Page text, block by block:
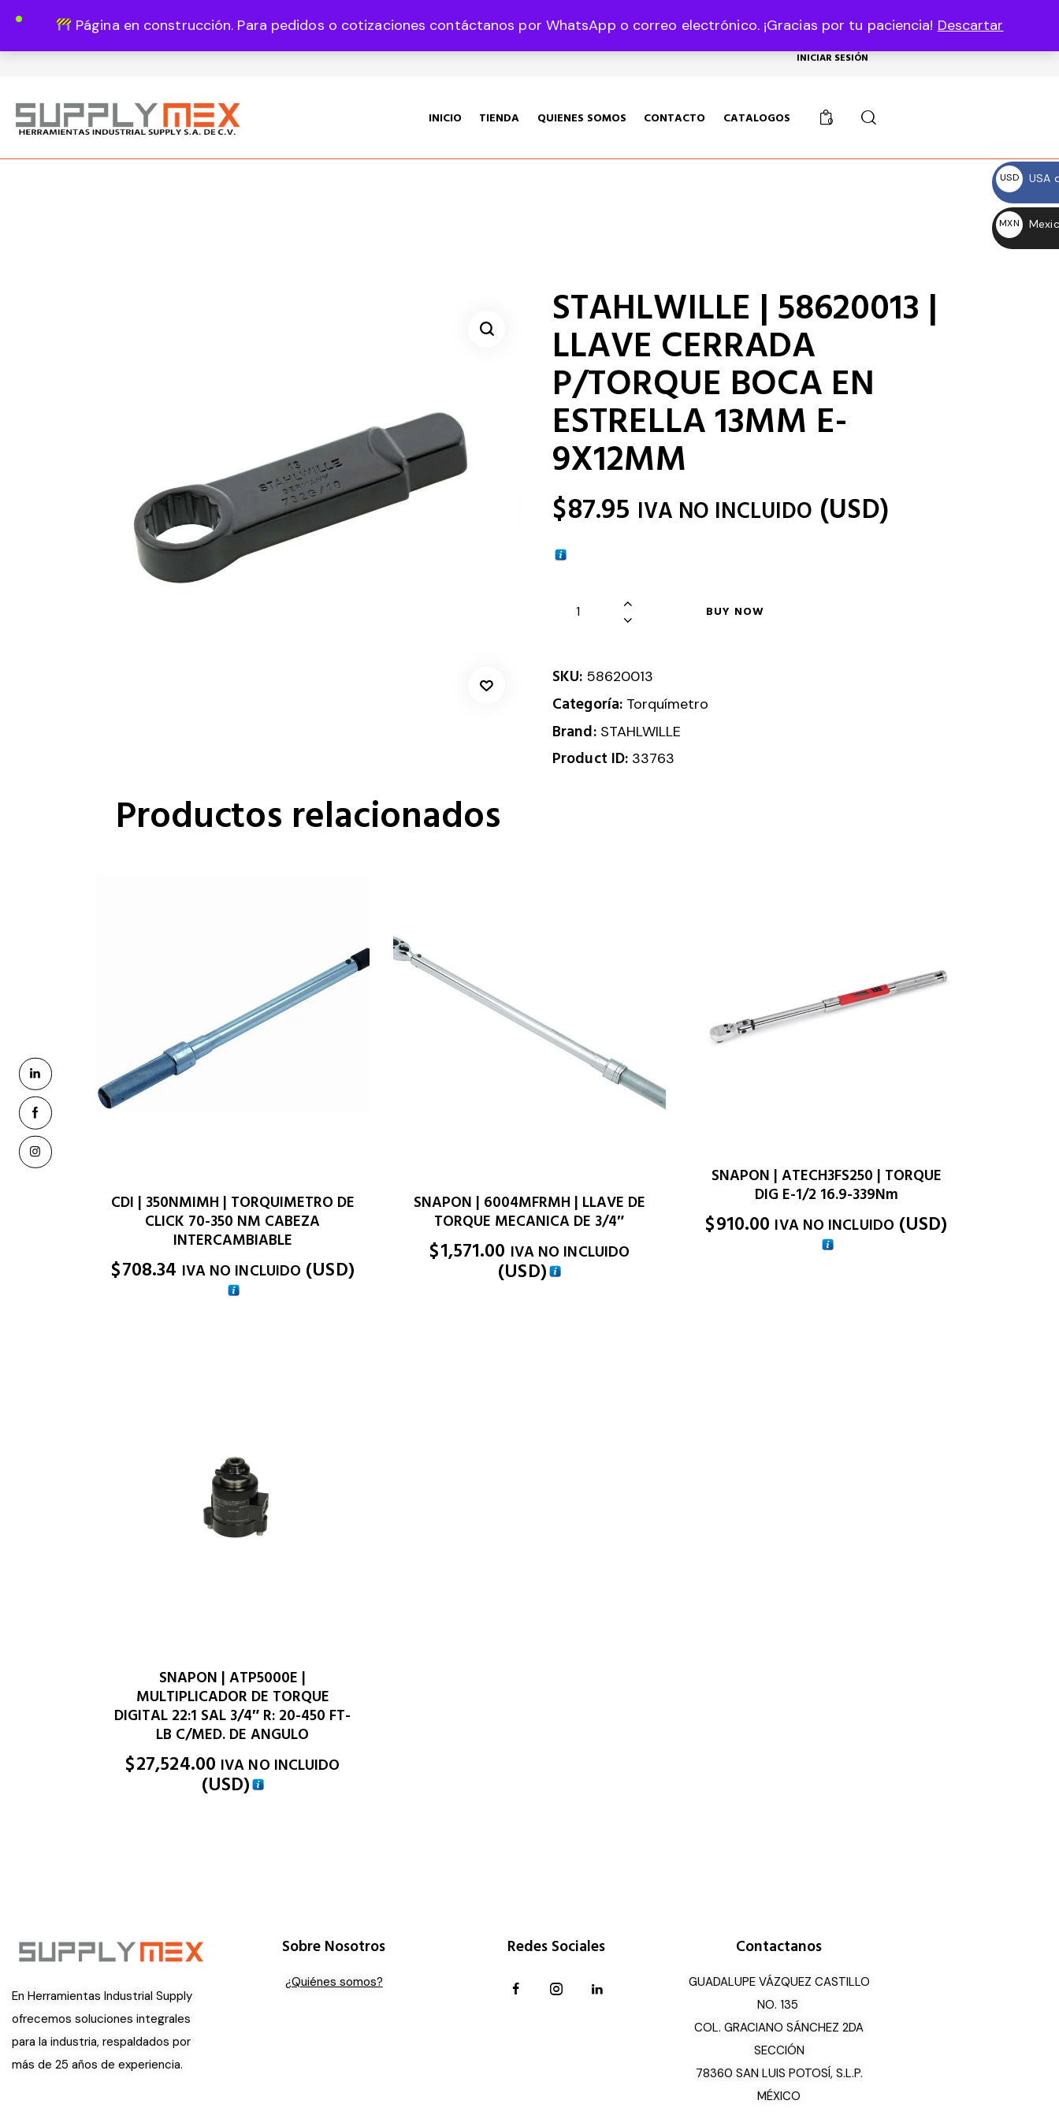
Página en construcción. Para pedidos o cotizaciones contáctanos por WhatsApp o correo electrónico. ¡Gracias por tu paciencia! Descartar
USD, $
INICIAR SESIÓN
INICIO TIENDA QUIENES SOMOS CONTACTO CATALOGOS 0
STAHLWILLE | 58620013 |
LLAVE CERRADA
P/TORQUE BOCA EN
ESTRELLA 13MM E-
9X12MM
$87.95 IVA NO INCLUIDO (USD)
BUY NOW
SKU: 58620013
Categoría: Torquímetro
Brand: STAHLWILLE
Product ID: 33763
Productos relacionados
CDI | 350NMIMH | TORQUIMETRO DE
CLICK 70-350 NM CABEZA
INTERCAMBIABLE
$708.34 IVA NO INCLUIDO (USD)
SNAPON | 6004MFRMH | LLAVE DE
TORQUE MECANICA DE 3/4″
$1,571.00 IVA NO INCLUIDO
(USD)
SNAPON | ATECH3FS250 | TORQUE
DIG E-1/2 16.9-339Nm
$910.00 IVA NO INCLUIDO (USD)
SNAPON | ATP5000E |
MULTIPLICADOR DE TORQUE
DIGITAL 22:1 SAL 3/4″ R: 20-450 FT-
LB C/MED. DE ANGULO
$27,524.00 IVA NO INCLUIDO
(USD)
En Herramientas Industrial Supply
ofrecemos soluciones integrales
para la industria, respaldados por
más de 25 años de experiencia.
Sobre Nosotros
¿Quiénes somos?
Redes Sociales Contactanos
GUADALUPE VÁZQUEZ CASTILLO
NO. 135
COL. GRACIANO SÁNCHEZ 2DA
SECCIÓN
78360 SAN LUIS POTOSÍ, S.L.P.
MÉXICO
USD
USA
MXN